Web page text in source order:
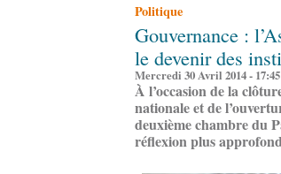
Politique
Gouvernance :
le devenir des
Mercredi 30 Avril 2014 - 17:45
À l’occasion de la
nationale et de
deuxième chambre du
réflexion plus